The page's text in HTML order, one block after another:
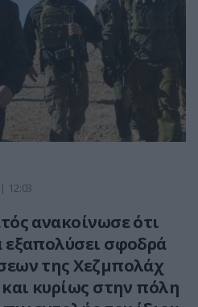
12:03
ανακοίνωσε ότι
εξαπολύσει σφοδρά
της Χεζμπολάχ
κυρίως στην πόλη